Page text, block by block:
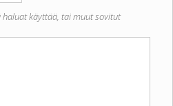
haluat käyttää, tai muut sovitut